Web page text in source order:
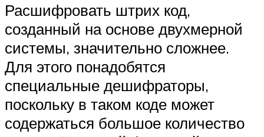
Расшифровать штрих код,
созданный на основе двухмерной
системы, значительно сложнее.
Для этого понадобятся
специальные дешифраторы,
поскольку в таком коде может
содержаться большое количество